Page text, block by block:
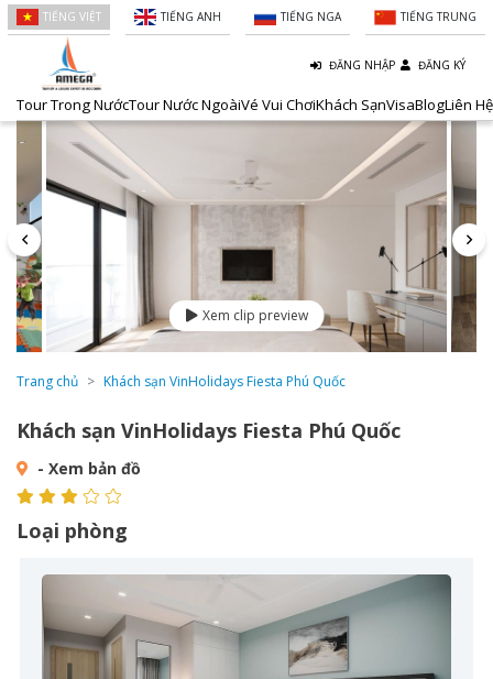
TIẾNG VIỆT TIẾNG ANH TIẾNG NGA TIẾNG TRUNG
ĐĂNG NHẬP ĐĂNG KÝ
Tour Trong NướcTour Nước NgoàiVé Vui ChơiKhách SạnVisaBlogLiên Hệ
Xem clip preview
Trang chủ Khách sạn VinHolidays Fiesta Phú Quốc
Khách sạn VinHolidays Fiesta Phú Quốc
- Xem bản đồ
Loại phòng